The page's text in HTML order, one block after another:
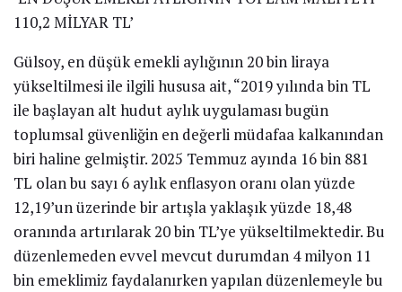
110,2 MİLYAR TL’
Gülsoy, en düşük emekli aylığının 20 bin liraya
yükseltilmesi ile ilgili hususa ait, “2019 yılında bin TL
ile başlayan alt hudut aylık uygulaması bugün
toplumsal güvenliğin en değerli müdafaa kalkanından
biri haline gelmiştir. 2025 Temmuz ayında 16 bin 881
TL olan bu sayı 6 aylık enflasyon oranı olan yüzde
12,19’un üzerinde bir artışla yaklaşık yüzde 18,48
oranında artırılarak 20 bin TL’ye yükseltilmektedir. Bu
düzenlemeden evvel mevcut durumdan 4 milyon 11
bin emeklimiz faydalanırken yapılan düzenlemeyle bu